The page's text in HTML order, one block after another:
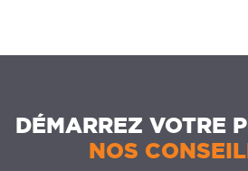
DÉMARREZ VOTRE
NOS